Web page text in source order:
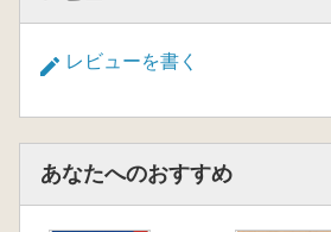
レビューを書く
あなたへのおすすめ